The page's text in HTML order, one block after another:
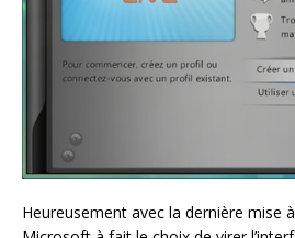
Heureusement avec la dernière mise